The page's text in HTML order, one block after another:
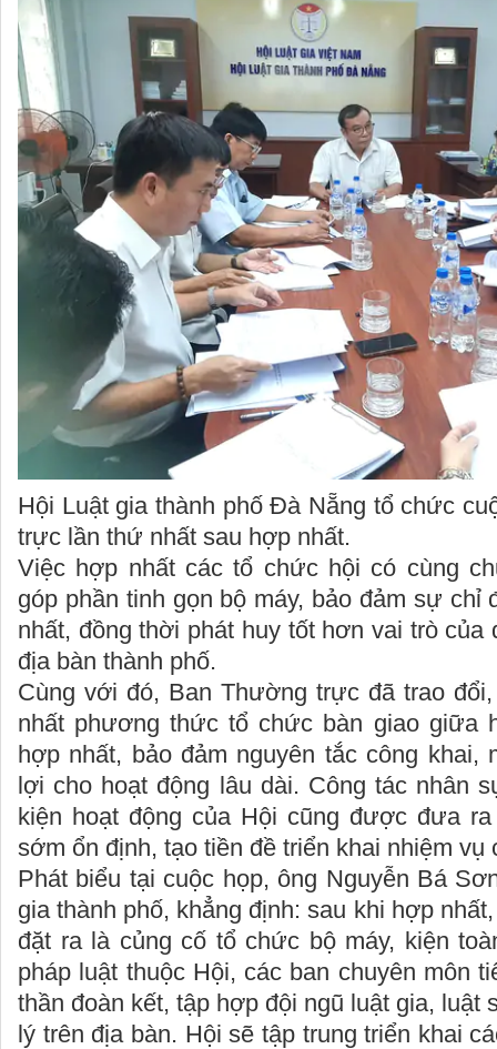
Hội Luật gia thành phố Đà Nẵng tổ chức
trực lần thứ nhất sau hợp nhất.
Việc hợp nhất các tổ chức hội có cùng
góp phần tinh gọn bộ máy, bảo đảm sự chỉ
nhất, đồng thời phát huy tốt hơn vai trò của
địa bàn thành phố.
Cùng với đó, Ban Thường trực đã trao
nhất phương thức tổ chức bàn giao giữa
hợp nhất, bảo đảm nguyên tắc công khai,
lợi cho hoạt động lâu dài. Công tác nhân
kiện hoạt động của Hội cũng được đưa
sớm ổn định, tạo tiền đề triển khai nhiệm vụ
Phát biểu tại cuộc họp, ông Nguyễn Bá
gia thành phố, khẳng định: sau khi hợp
đặt ra là củng cố tổ chức bộ máy, kiện
pháp luật thuộc Hội, các ban chuyên môn
thần đoàn kết, tập hợp đội ngũ luật gia, luật
lý trên địa bàn. Hội sẽ tập trung triển khai